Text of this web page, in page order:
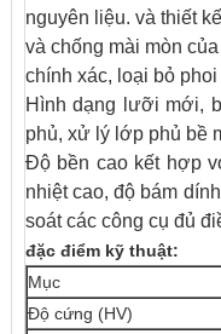
nguyên liệu. và thiết
và chống mài mòn
chính xác, loại bỏ
Hình dạng lưỡi mới,
phủ, xử lý lớp phủ bề
Độ bền cao kết hợp
nhiệt cao, độ bám
soát các công cụ đủ
đặc điểm kỹ thuật:
Mục
Độ cứng (HV)